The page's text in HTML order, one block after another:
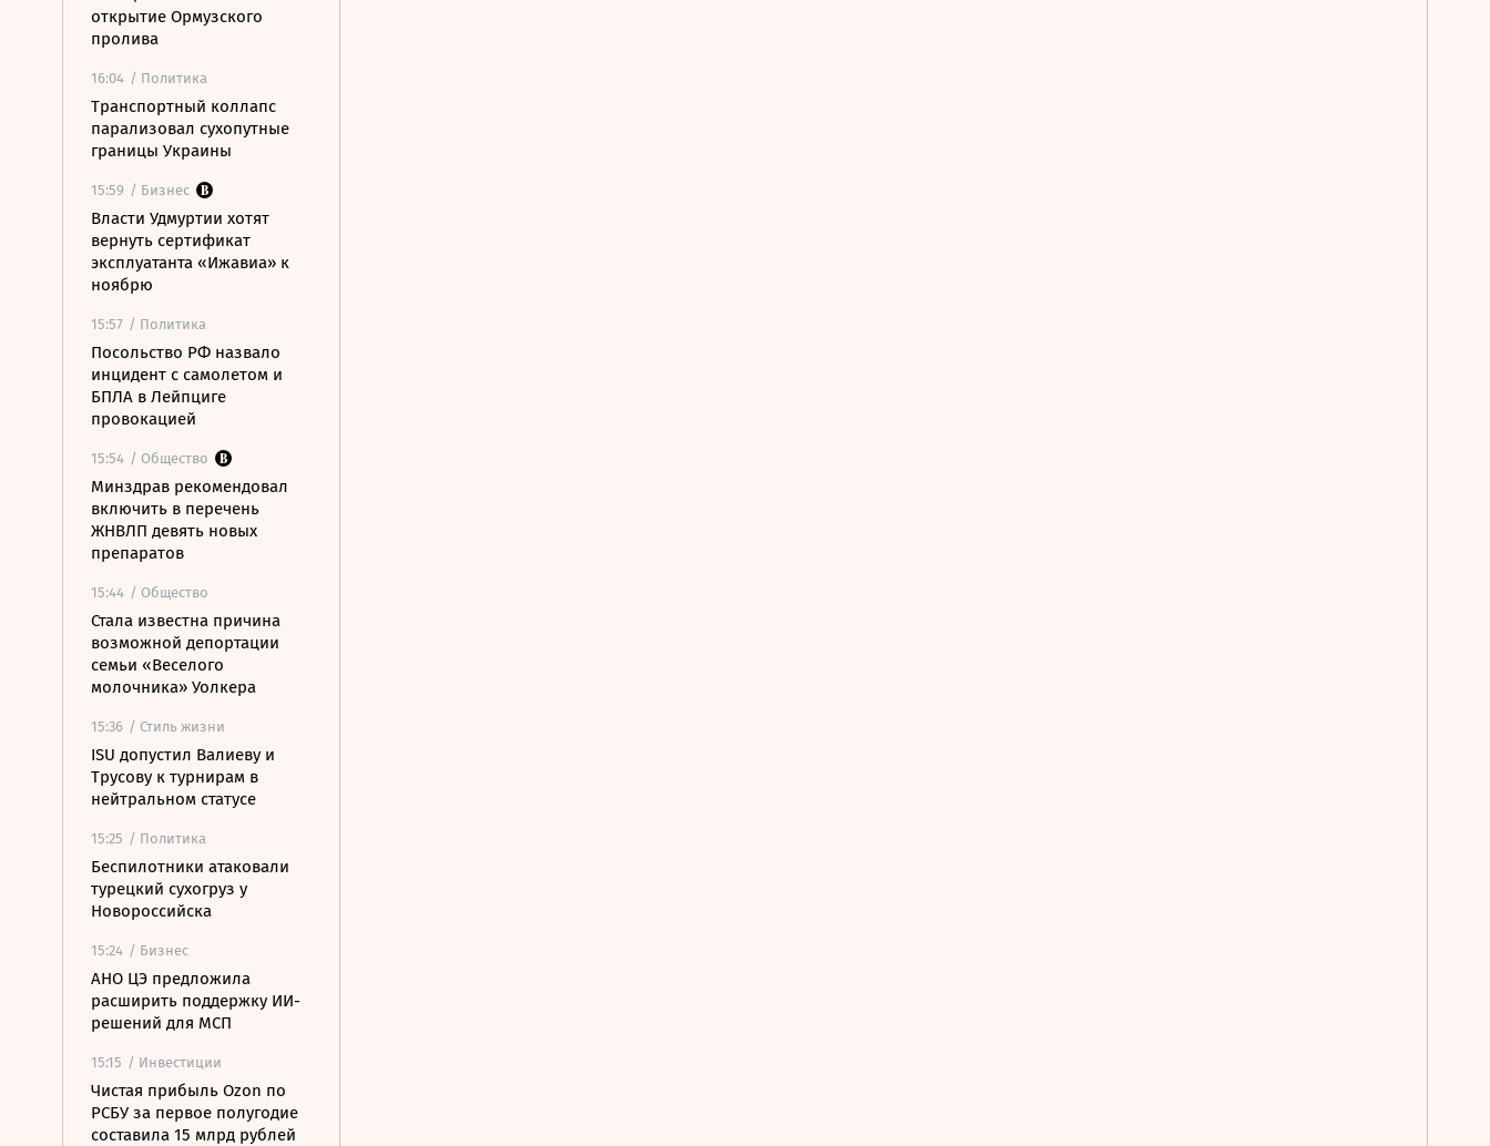
открытие Ормузского
пролива
16:04 / Политика
Транспортный коллапс
парализовал сухопутные
границы Украины
15:59 / Бизнес
Власти Удмуртии хотят
вернуть сертификат
эксплуатанта «Ижавиа» к
ноябрю
15:57 / Политика
Посольство РФ назвало
инцидент с самолетом и
БПЛА в Лейпциге
провокацией
15:54 / Общество
Минздрав рекомендовал
включить в перечень
ЖНВЛП девять новых
препаратов
15:44 / Общество
Стала известна причина
возможной депортации
семьи «Веселого
молочника» Уолкера
15:36 / Стиль жизни
ISU допустил Валиеву и
Трусову к турнирам в
нейтральном статусе
15:25 / Политика
Беспилотники атаковали
турецкий сухогруз у
Новороссийска
15:24 / Бизнес
АНО ЦЭ предложила
расширить поддержку ИИ-
решений для МСП
15:15 / Инвестиции
Чистая прибыль Ozon по
РСБУ за первое полугодие
составила 15 млрд рублей